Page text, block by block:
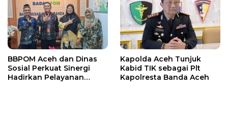
BBPOM Aceh dan Dinas
Sosial Perkuat Sinergi
Hadirkan Pelayanan
Kapolda Aceh Tunjuk
Kabid TIK sebagai Plt
Kapolresta Banda Aceh